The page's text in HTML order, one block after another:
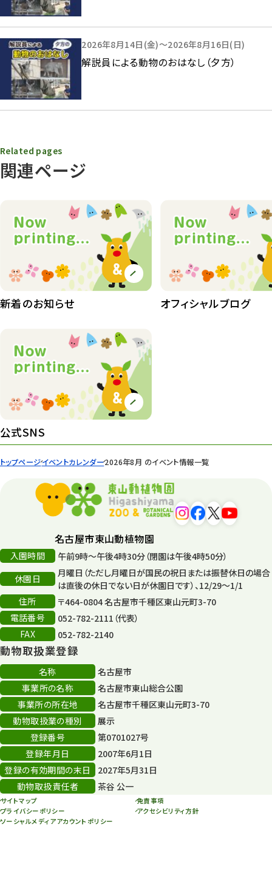
トップページイベントカレンダー2026年8月 のイベント情報一覧
2026年8月14日(金)～2026年8月16日(日)
解説員による動物のおはなし（夕方）
関連ページ
Related pages
新着のお知らせ オフィシャルブログ
公式SNS
名古屋市東山動植物園
入園時間
午前9時～午後4時30分（閉園は午後4時50分）
休園日
月曜日（ただし月曜日が国民の祝日または振替休日の場合
は直後の休日でない日が休園日です）、12/29～1/1
住所
〒464-0804 名古屋市千種区東山元町3-70
電話番号
052-782-2111（代表）
FAX
052-782-2140
動物取扱業登録
名称
名古屋市
事業所の名称
名古屋市東山総合公園
事業所の所在地
名古屋市千種区東山元町3-70
動物取扱業の種別
展示
登録番号
第0701027号
登録年月日
2007年6月1日
登録の有効期間の末日
2027年5月31日
動物取扱責任者
茶谷 公一
サイトマップ
免責事項
プライバシーポリシー
アクセシビリティ方針
ソーシャルメディアアカウントポリシー